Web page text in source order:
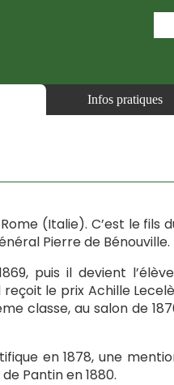
Infos pratiques
(Italie). C’est le fils
Pierre de Bénouville.
puis il devient
le prix Achille
classe, au salon de
en 1878, une
Pantin en 1880.